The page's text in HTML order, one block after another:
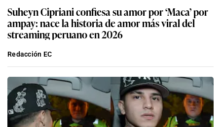
Suheyn Cipriani confiesa su amor por ‘Maca’ por
ampay: nace la historia de amor más viral del
streaming peruano en 2026
Redacción EC